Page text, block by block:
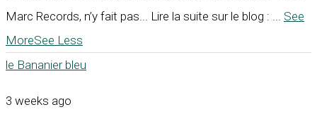
Marc Records, n’y fait pas... Lire la suite sur le blog :
See
MoreSee Less
le Bananier bleu
3 weeks ago